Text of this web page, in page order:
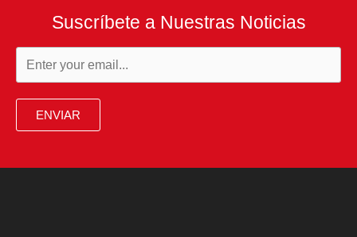
Suscríbete a Nuestras Noticias
ENVIAR